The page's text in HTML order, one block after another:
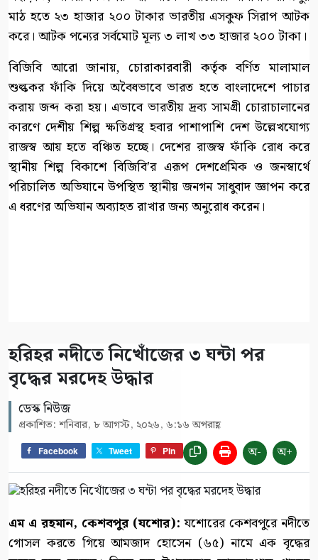
মাঠ হতে ২৩ হাজার ২০০ টাকার ভারতীয় এসকুফ সিরাপ আটক
করে। আটক পন্যের সর্বমোট মূল্য ৩ লাখ ৩৩ হাজার ২০০ টাকা।
বিজিবি আরো জানায়, চোরাকারবারী কর্তৃক বর্ণিত মালামাল
শুল্ককর ফাঁকি দিয়ে অবৈধভাবে ভারত হতে বাংলাদেশে পাচার
করায় জব্দ করা হয়। এভাবে ভারতীয় দ্রব্য সামগ্রী চোরাচালানের
কারণে দেশীয় শিল্প ক্ষতিগ্রস্থ হবার পাশাপাশি দেশ উল্লেখযোগ্য
রাজস্ব আয় হতে বঞ্চিত হচ্ছে। দেশের রাজস্ব ফাঁকি রোধ করে
স্থানীয় শিল্প বিকাশে বিজিবি’র এরূপ দেশপ্রেমিক ও জনস্বার্থে
পরিচালিত অভিযানে উপস্থিত স্থানীয় জনগন সাধুবাদ জ্ঞাপন করে
এ ধরণের অভিযান অব্যাহত রাখার জন্য অনুরোধ করেন।
হরিহর নদীতে নিখোঁজের ৩ ঘন্টা পর
বৃদ্ধের মরদেহ উদ্ধার
ডেস্ক নিউজ
প্রকাশিত: শনিবার, ৮ আগস্ট, ২০২৬, ৬:১৬ অপরাহ্ণ
Facebook Tweet Pin অ- অ+
এম এ রহমান, কেশবপুর (যশোর): যশোরের কেশবপুরে নদীতে
গোসল করতে গিয়ে আমজাদ হোসেন (৬৫) নামে এক বৃদ্ধের